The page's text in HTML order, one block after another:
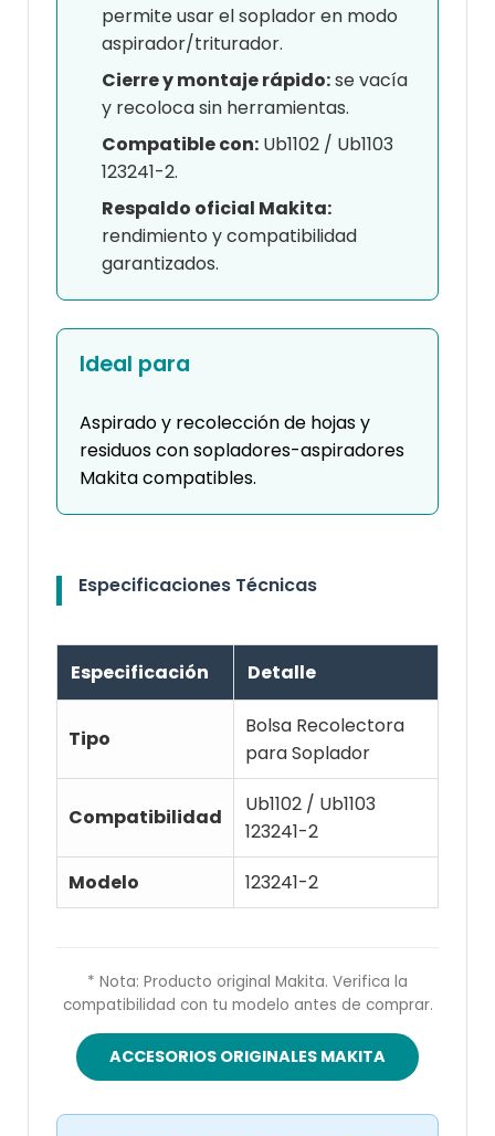
permite usar el soplador en modo
aspirador/triturador.
Cierre y montaje rápido:se vacía
y recoloca sin herramientas.
Compatible con: Ub1102 / Ub1103
123241-2.
Respaldo oficial Makita:
rendimiento y compatibilidad
garantizados.
Ideal para
Aspirado y recolección de hojas y
residuos con sopladores-aspiradores
Makita compatibles.
Especificaciones Técnicas
Especificación Detalle
Tipo
Bolsa Recolectora
para Soplador
Compatibilidad
Ub1102 / Ub1103
123241-2
Modelo
123241-2
* Nota: Producto original Makita. Verifica la
compatibilidad con tu modelo antes de comprar.
ACCESORIOS ORIGINALES MAKITA